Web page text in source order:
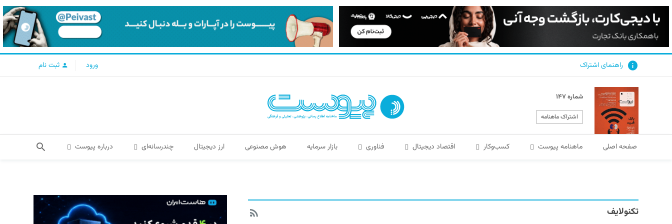
راهنمای اشتراک ورود ثبت نام
شماره ۱۴۷
اشتراک ماهنامه
صفحه اصلی ماهنامه پیوست کسب‌و‌کار اقتصاد دیجیتال فناوری بازار سرمایه هوش مصنوعی ارز دیجیتال چندرسانه‌ای درباره پیوست
تکنولایف